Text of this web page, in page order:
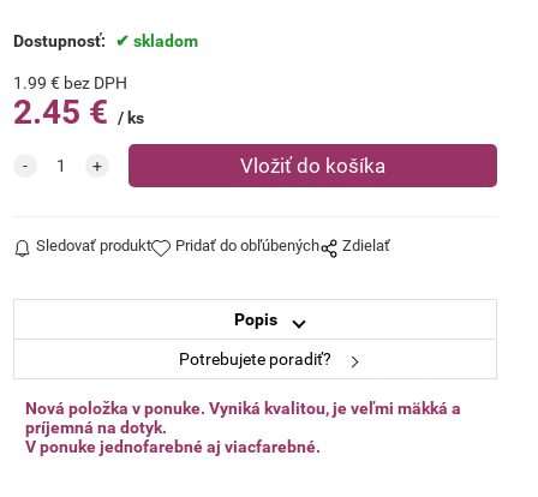
Dostupnosť: skladom
1.99 € bez DPH
2.45 € ks
Sledovať produkt Pridať do obľúbených Zdielať
Popis
Potrebujete poradiť?
Nová položka v ponuke. Vyniká kvalitou, je veľmi mäkká a
príjemná na dotyk.
V ponuke jednofarebné aj viacfarebné.